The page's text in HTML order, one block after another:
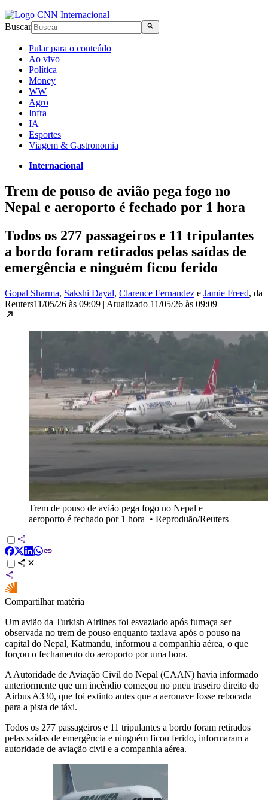
Buscar
Pular para o conteúdo
Ao vivo
Política
Money
WW
Agro
Infra
IA
Esportes
Viagem & Gastronomia
Internacional
Trem de pouso de avião pega fogo no
Nepal e aeroporto é fechado por 1 hora
Todos os 277 passageiros e 11 tripulantes
a bordo foram retirados pelas saídas de
emergência e ninguém ficou ferido
Gopal Sharma, Sakshi Dayal, Clarence Fernandez e Jamie Freed, da
Reuters11/05/26 às 09:09 | Atualizado 11/05/26 às 09:09
Trem de pouso de avião pega fogo no Nepal e
aeroporto é fechado por 1 hora • Reproduão/Reuters
Compartilhar matéria
Um avião da Turkish Airlines foi esvaziado após fumaça ser
observada no trem de pouso enquanto taxiava após o pouso na
capital do Nepal, Katmandu, informou a companhia aérea, o que
forçou o fechamento do aeroporto por uma hora.
A Autoridade de Aviação Civil do Nepal (CAAN) havia informado
anteriormente que um incêndio começou no pneu traseiro direito do
Airbus A330, que foi extinto antes que a aeronave fosse rebocada
para a pista de táxi.
Todos os 277 passageiros e 11 tripulantes a bordo foram retirados
pelas saídas de emergência e ninguém ficou ferido, informaram a
autoridade de aviação civil e a companhia aérea.